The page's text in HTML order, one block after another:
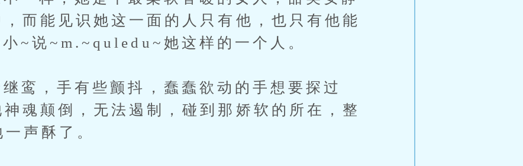
而能见识她这一面的人只有他，也只有他能
~说~m.~quledu~她这样的一个人。
手有些颤抖，蠢蠢欲动的手想要探过
魂颠倒，无法遏制，碰到那娇软的所在，整
声酥了。